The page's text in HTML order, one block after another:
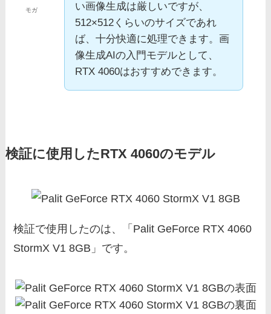
モガ
い画像生成は厳しいですが、
512×512くらいのサイズであれ
ば、十分快適に処理できます。画
像生成AIの入門モデルとして、
RTX 4060はおすすめできます。
検証に使用したRTX 4060のモデル
検証で使用したのは、「Palit GeForce RTX 4060
StormX V1 8GB」です。